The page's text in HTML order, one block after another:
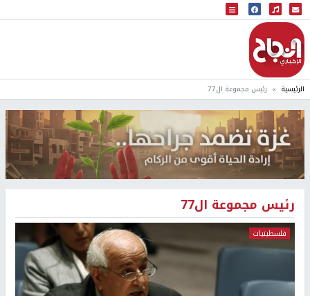
البث المباشر
إذاعة النجاح
الرئيسية رئيس مجموعة ال77
رئيس مجموعة ال77
فلسطينيات